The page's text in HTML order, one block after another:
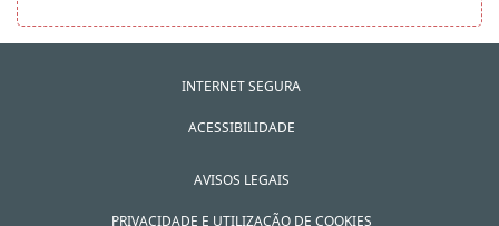
INTERNET SEGURA
ACESSIBILIDADE
AVISOS LEGAIS
PRIVACIDADE E UTILIZAÇÃO DE COOKIES